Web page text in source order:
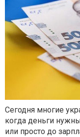
Сегодня многие
когда деньги
или просто до